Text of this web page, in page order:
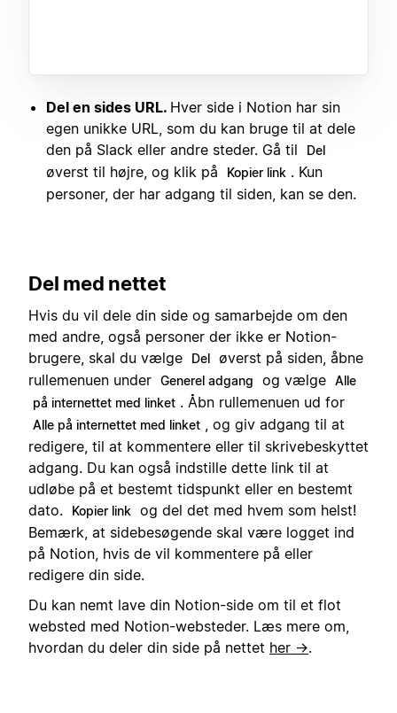
Del en sides URL. Hver side i Notion har sin
egen unikke URL, som du kan bruge til at dele
den på Slack eller andre steder. Gå til
Del
øverst til højre, og klik på Kopier link . Kun
personer, der har adgang til siden, kan se den.
Del med nettet
Hvis du vil dele din side og samarbejde om den
med andre, også personer der ikke er Notion-
brugere, skal du vælge
Del øverst på siden, åbne
rullemenuen under Generel adgang og vælge Alle
på internettet med linket . Åbn rullemenuen ud for
Alle på internettet med linket , og giv adgang til at
redigere, til at kommentere eller til skrivebeskyttet
adgang. Du kan også indstille dette link til at
udløbe på et bestemt tidspunkt eller en bestemt
dato.
Kopier link og del det med hvem som helst!
Bemærk, at sidebesøgende skal være logget ind
på Notion, hvis de vil kommentere på eller
redigere din side.
Du kan nemt lave din Notion-side om til et flot
websted med Notion-websteder. Læs mere om,
hvordan du deler din side på nettet her →.